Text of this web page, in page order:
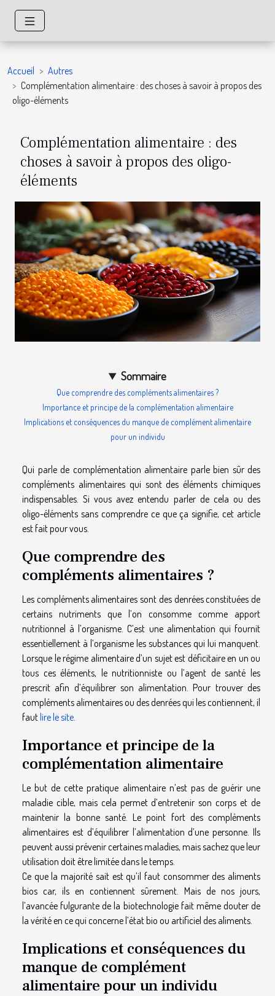
Accueil
Autres
Complémentation alimentaire : des choses à savoir à propos des
oligo-éléments
Complémentation alimentaire : des
choses à savoir à propos des oligo-
éléments
Sommaire
Que comprendre des compléments alimentaires ?
Importance et principe de la complémentation alimentaire
Implications et conséquences du manque de complément alimentaire
pour un individu
Qui parle de complémentation alimentaire parle bien sûr des
compléments alimentaires qui sont des éléments chimiques
indispensables. Si vous avez entendu parler de cela ou des
oligo-éléments sans comprendre ce que ça signifie, cet article
est fait pour vous.
Que comprendre des
compléments alimentaires ?
Les compléments alimentaires sont des denrées constituées de
certains nutriments que l’on consomme comme apport
nutritionnel à l’organisme. C’est une alimentation qui fournit
essentiellement à l’organisme les substances qui lui manquent.
Lorsque le régime alimentaire d’un sujet est déficitaire en un ou
tous ces éléments, le nutritionniste ou l’agent de santé les
prescrit afin d’équilibrer son alimentation. Pour trouver des
compléments alimentaires ou des denrées qui les contiennent, il
faut lire le site.
Importance et principe de la
complémentation alimentaire
Le but de cette pratique alimentaire n’est pas de guérir une
maladie cible, mais cela permet d’entretenir son corps et de
maintenir la bonne santé. Le point fort des compléments
alimentaires est d’équilibrer l’alimentation d’une personne. Ils
peuvent aussi prévenir certaines maladies, mais sachez que leur
utilisation doit être limitée dans le temps.
Ce que la majorité sait est qu’il faut consommer des aliments
bios car, ils en contiennent sûrement. Mais de nos jours,
l’avancée fulgurante de la biotechnologie fait même douter de
la vérité en ce qui concerne l’état bio ou artificiel des aliments.
Implications et conséquences du
manque de complément
alimentaire pour un individu